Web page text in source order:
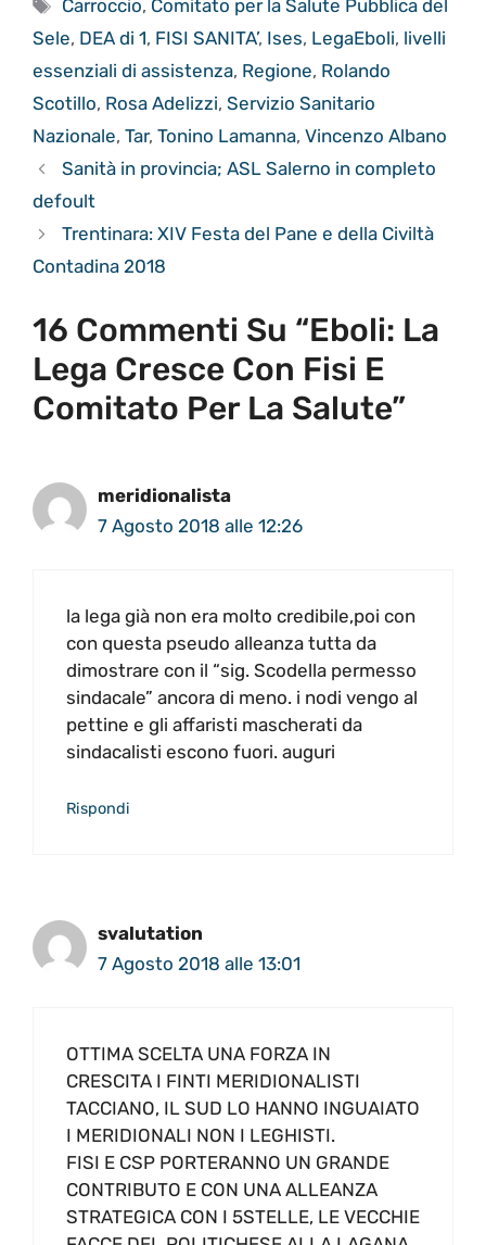
Carroccio, Comitato per la Salute Pubblica del
Sele, DEA di 1, FISI SANITA’, Ises, LegaEboli, livelli
essenziali di assistenza, Regione, Rolando
Scotillo, Rosa Adelizzi, Servizio Sanitario
Nazionale, Tar, Tonino Lamanna, Vincenzo Albano
Sanità in provincia; ASL Salerno in completo
defoult
Trentinara: XIV Festa del Pane e della Civiltà
Contadina 2018
16 Commenti Su “Eboli: La
Lega Cresce Con Fisi E
Comitato Per La Salute”
meridionalista
7 Agosto 2018 alle 12:26
la lega già non era molto credibile,poi con
con questa pseudo alleanza tutta da
dimostrare con il “sig. Scodella permesso
sindacale” ancora di meno. i nodi vengo al
pettine e gli affaristi mascherati da
sindacalisti escono fuori. auguri
Rispondi
svalutation
7 Agosto 2018 alle 13:01
OTTIMA SCELTA UNA FORZA IN
CRESCITA I FINTI MERIDIONALISTI
TACCIANO, IL SUD LO HANNO INGUAIATO
I MERIDIONALI NON I LEGHISTI.
FISI E CSP PORTERANNO UN GRANDE
CONTRIBUTO E CON UNA ALLEANZA
STRATEGICA CON I 5STELLE, LE VECCHIE